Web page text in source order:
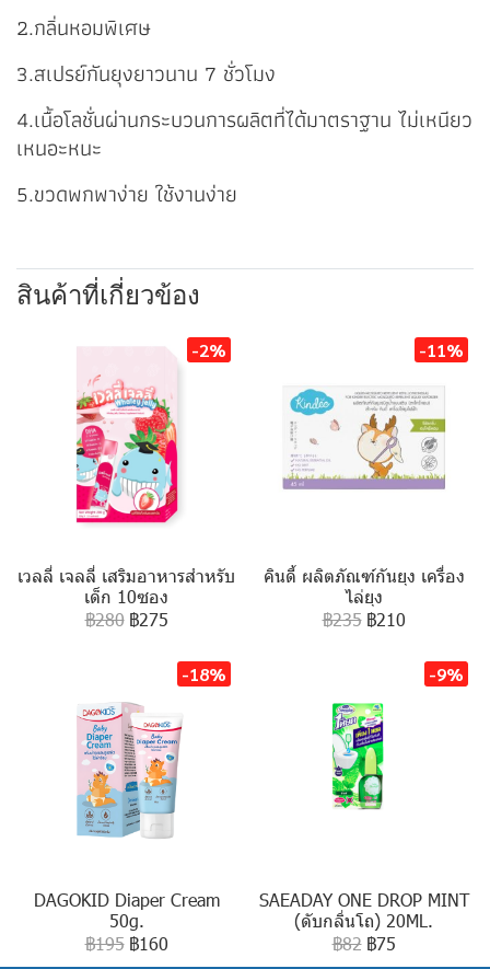
2.กลิ่นหอมพิเศษ
3.สเปรย์กันยุงยาวนาน 7 ชั่วโมง
4.เนื้อโลชั่นผ่านกระบวนการผลิตที่ได้มาตราฐาน ไม่เหนียว
เหนอะหนะ
5.ขวดพกพาง่าย ใช้งานง่าย
สินค้าที่เกี่ยวข้อง
-2%
เวลลี่ เจลลี่ เสริมอาหารสำหรับ
เด็ก 10ซอง
฿280 ฿275
-11%
คินดี้ ผลิตภัณฑ์กันยุง เครื่อง
ไล่ยุง
฿235 ฿210
-18%
DAGOKID Diaper Cream
50g.
฿195 ฿160
-9%
SAEADAY ONE DROP MINT
(ดับกลิ่นโถ) 20ML.
฿82 ฿75